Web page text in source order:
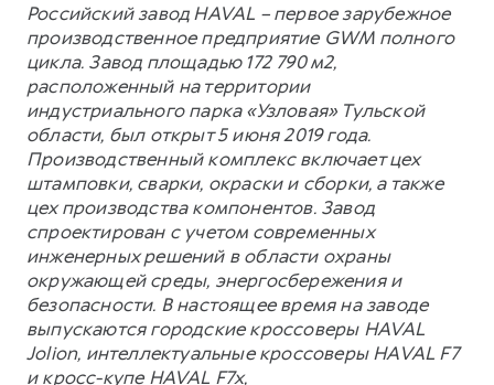
Российский завод HAVAL – первое зарубежное
производственное предприятие GWM полного
цикла. Завод площадью 172 790 м2,
расположенный на территории
индустриального парка «Узловая» Тульской
области, был открыт 5 июня 2019 года.
Производственный комплекс включает цех
штамповки, сварки, окраски и сборки, а также
цех производства компонентов. Завод
спроектирован с учетом современных
инженерных решений в области охраны
окружающей среды, энергосбережения и
безопасности. В настоящее время на заводе
выпускаются городские кроссоверы HAVAL
Jolion, интеллектуальные кроссоверы HAVAL F7
и кросс-купе HAVAL F7x,